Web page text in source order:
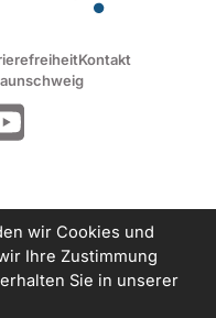
Kontakt
wir Cookies und
Ihre Zustimmung
Sie in unserer